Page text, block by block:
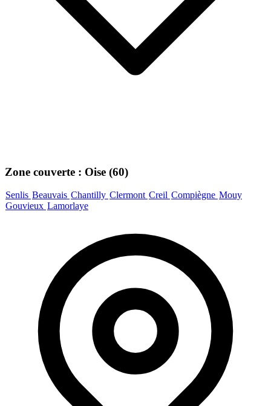
Zone couverte : Oise (60)
Senlis Beauvais Chantilly Clermont Creil Compiègne Mouy
Gouvieux Lamorlaye